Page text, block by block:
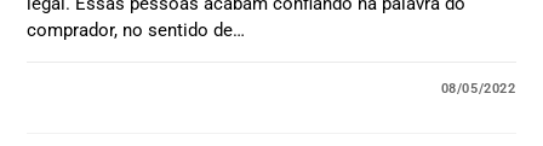
comprador, no sentido de…
08/05/2022